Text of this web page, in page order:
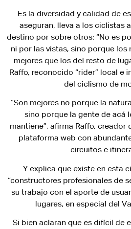
Es la diversidad y calidad de
aseguran, lleva a los ciclistas
destino por sobre otros: “No es
ni por las vistas, sino porque los
mejores que los del resto de
Raffo, reconocido “rider” local e
del ciclismo de
“Son mejores no porque la
sino porque la gente de acá
mantiene”, afirma Raffo, creador
plataforma web con
circuitos e
Y explica que existe en esta
“constructores profesionales de
su trabajo con el aporte de
lugares, en especial del
Si bien aclaran que es difícil de